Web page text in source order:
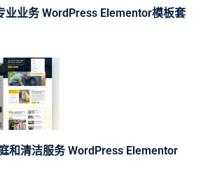
业业务 WordPress Elementor模板套
和清洁服务 WordPress Elementor